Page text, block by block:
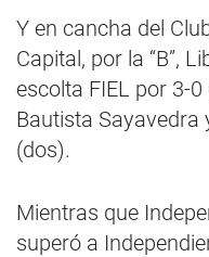
Y en cancha del
Capital, por la “B”,
escolta FIEL por 3-
Bautista Sayavedra
(dos).
Mientras que
superó a